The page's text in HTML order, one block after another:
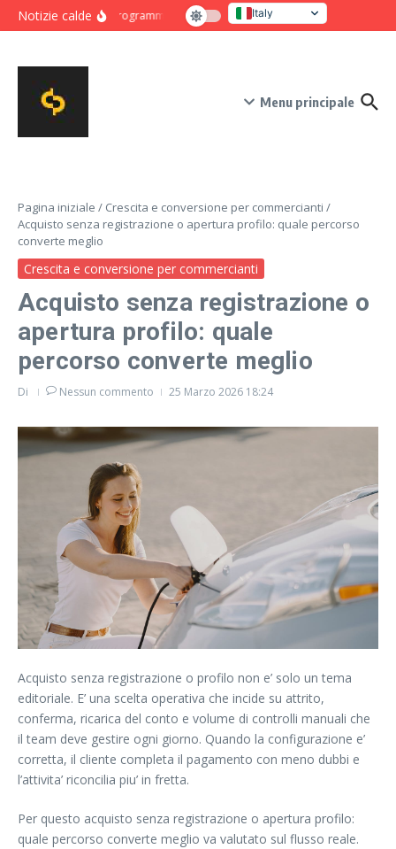
Salta al contenuto
Notizie calde Programma intensivo di novanta giorni per crescita e
Italy
United States
Menu principale
Pagina iniziale / Crescita e conversione per commercianti /
Acquisto senza registrazione o apertura profilo: quale percorso
converte meglio
Crescita e conversione per commercianti
Acquisto senza registrazione o
apertura profilo: quale
percorso converte meglio
Di Nessun commento 25 Marzo 2026 18:24
Acquisto senza registrazione o profilo non e’ solo un tema
editoriale. E’ una scelta operativa che incide su attrito,
conferma, ricarica del conto e volume di controlli manuali che
il team deve gestire ogni giorno. Quando la configurazione e’
corretta, il cliente completa il pagamento con meno dubbi e
l’attivita’ riconcilia piu’ in fretta.
Per questo acquisto senza registrazione o apertura profilo:
quale percorso converte meglio va valutato sul flusso reale.